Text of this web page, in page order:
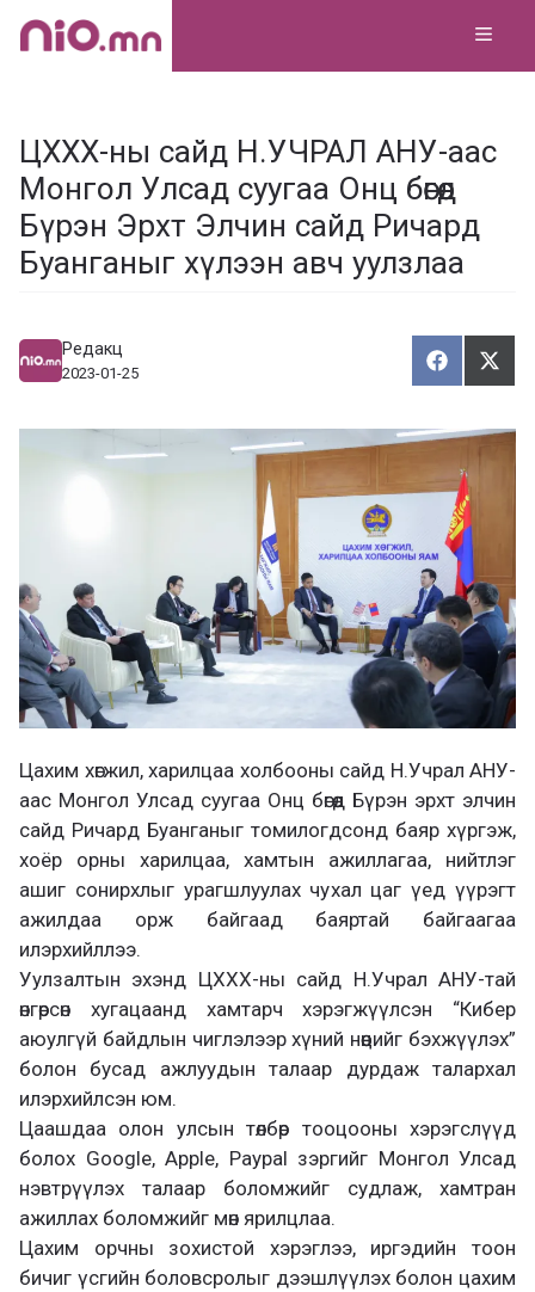
Skip
ЦХХХ-ны сайд Н.УЧРАЛ АНУ-аас
Монгол Улсад суугаа Онц бөгөөд
Бүрэн Эрхт Элчин сайд Ричард
Буанганыг хүлээн авч уулзлаа
Редакц
2023-01-25
Х
у
а
л
ц
а
х
Т
ү
э
Цахим хөгжил, харилцаа холбооны сайд Н.Учрал АНУ-
аас Монгол Улсад суугаа Онц бөгөөд Бүрэн эрхт элчин
сайд Ричард Буанганыг томилогдсонд баяр хүргэж,
хоёр орны харилцаа, хамтын ажиллагаа, нийтлэг
ашиг сонирхлыг урагшлуулах чухал цаг үед үүрэгт
ажилдаа орж байгаад баяртай байгаагаа
илэрхийллээ.
Уулзалтын эхэнд ЦХХХ-ны сайд Н.Учрал АНУ-тай
өнгөрсөн хугацаанд хамтарч хэрэгжүүлсэн “Кибер
аюулгүй байдлын чиглэлээр хүний нөөцийг бэхжүүлэх”
болон бусад ажлуудын талаар дурдаж талархал
илэрхийлсэн юм.
Цаашдаа олон улсын төлбөр тооцооны хэрэгслүүд
болох Google, Apple, Paypal зэргийг Монгол Улсад
нэвтрүүлэх талаар боломжийг судлаж, хамтран
ажиллах боломжийг мөн ярилцлаа.
Цахим орчны зохистой хэрэглээ, иргэдийн тоон
бичиг үсгийн боловсролыг дээшлүүлэх болон цахим